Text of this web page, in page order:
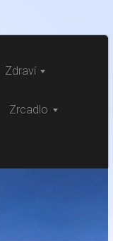
Zdraví
Zrcadlo